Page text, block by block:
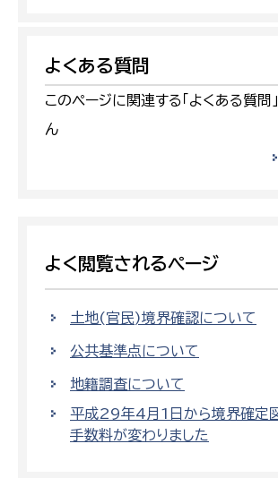
よくある質問
このページに関連する「よくある質問
ん
よく閲覧されるページ
土地(官民)境界確認について
公共基準点について
地籍調査について
平成29年4月1日から境界確定
手数料が変わりました